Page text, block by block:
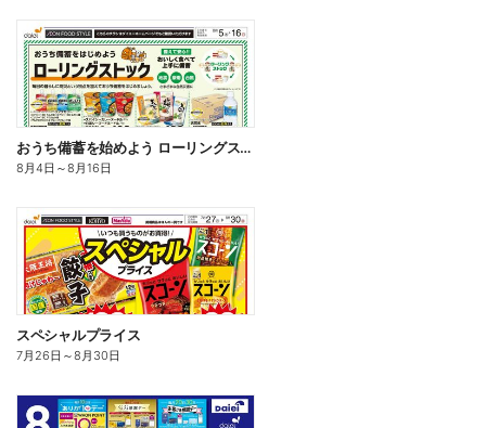
おうち備蓄を始めよう ローリングストック
8月4日 ～8月16日
スペシャルプライス
7月26日 ～8月30日